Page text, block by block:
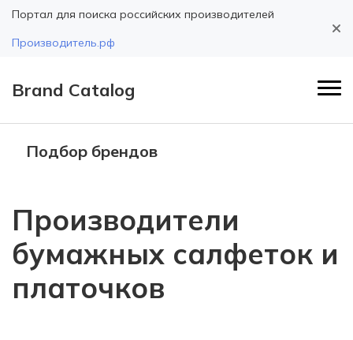
Портал для поиска российских производителей
Производитель.рф
Brand Catalog
Подбор брендов
Производители
бумажных салфеток и
платочков